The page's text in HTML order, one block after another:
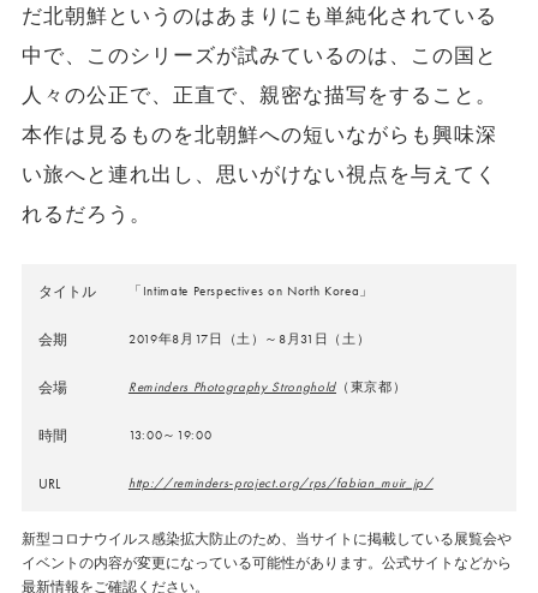
だ北朝鮮というのはあまりにも単純化されている
中で、このシリーズが試みているのは、この国と
人々の公正で、正直で、親密な描写をすること。
本作は見るものを北朝鮮への短いながらも興味深
い旅へと連れ出し、思いがけない視点を与えてく
れるだろう。
タイトル 「Intimate Perspectives on North Korea」
会期 2019年8⽉17⽇（土）～8⽉31⽇（土）
会場 Reminders Photography Stronghold （東京都）
時間 13:00～19:00
URL http://reminders-project.org/rps/fabian_muir_jp/
新型コロナウイルス感染拡大防止のため、当サイトに掲載している展覧会や
イベントの内容が変更になっている可能性があります。公式サイトなどから
最新情報をご確認ください。